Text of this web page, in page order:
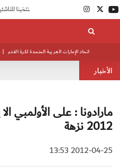
| اتحاد الإمارات العربية المتحدة لكرة القدم
الأخبار
مارادونا : على الأولمبي
2012 نزهة
2012-04-25 13:53